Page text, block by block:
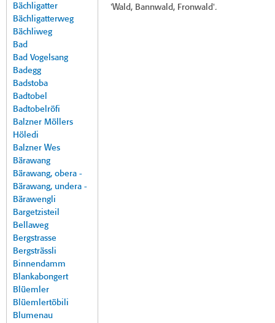
Bächligatter
Bächligatterweg
Bächliweg
Bad
Bad Vogelsang
Badegg
Badstoba
Badtobel
Badtobelröfi
Balzner Möllers
Höledi
Balzner Wes
Bärawang
Bärawang, obera -
Bärawang, undera -
Bärawengli
Bargetzisteil
Bellaweg
Bergstrasse
Bergsträssli
Binnendamm
Blankabongert
Blüemler
Blüemlertöbili
Blumenau
'Wald, Bannwald, Fronwald'.